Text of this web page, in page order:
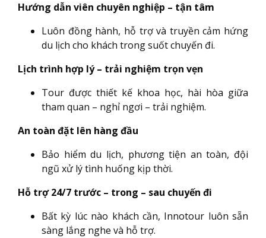
Hướng dẫn viên chuyên nghiệp – tận tâm
Luôn đồng hành, hỗ trợ và truyền cảm hứng
du lịch cho khách trong suốt chuyến đi.
Lịch trình hợp lý – trải nghiệm trọn vẹn
Tour được thiết kế khoa học, hài hòa giữa
tham quan – nghỉ ngơi – trải nghiệm.
An toàn đặt lên hàng đầu
Bảo hiểm du lịch, phương tiện an toàn, đội
ngũ xử lý tình huống kịp thời.
Hỗ trợ 24/7 trước – trong – sau chuyến đi
Bất kỳ lúc nào khách cần, Innotour luôn sẵn
sàng lắng nghe và hỗ trợ.